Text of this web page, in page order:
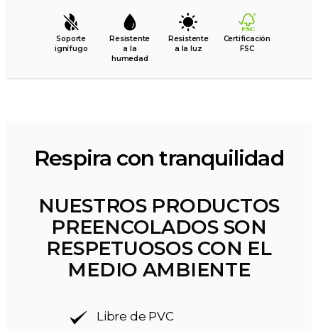
Soporte
ignífugo
Resistente
a la
humedad
Resistente
a la luz
Certificación
FSC
Respira con tranquilidad
NUESTROS PRODUCTOS
PREENCOLADOS SON
RESPETUOSOS CON EL
MEDIO AMBIENTE
Libre de PVC